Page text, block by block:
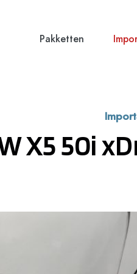
Pakketten
X5 50i